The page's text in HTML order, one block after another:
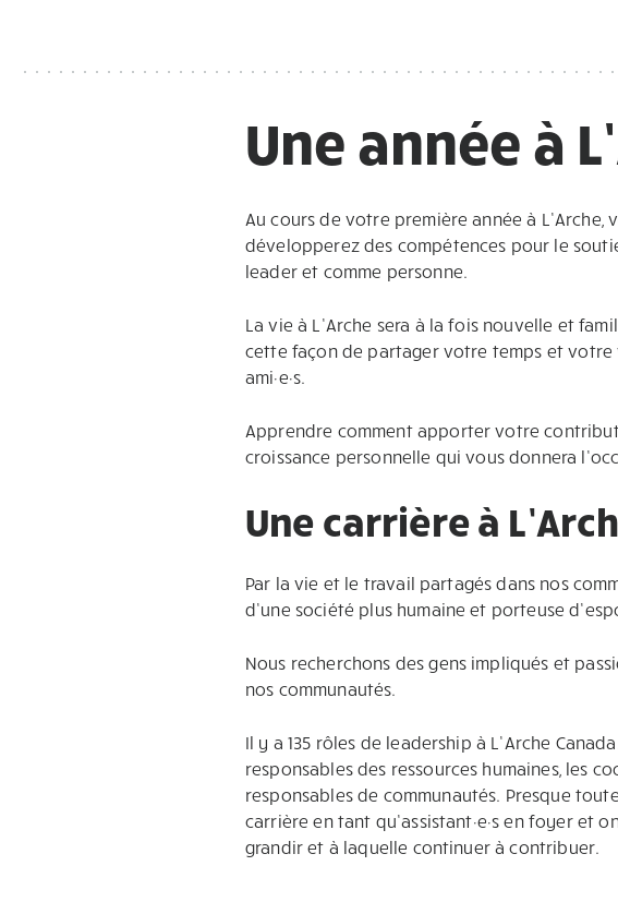
Une année à
Au cours de votre première année à
développerez des compétences pour le
leader et comme personne.
La vie à L’Arche sera à la fois nouvelle et
cette façon de partager votre temps et votre
ami·e·s.
Apprendre comment apporter votre
croissance personnelle qui vous donnera
Une carrière à
Par la vie et le travail partagés dans nos
d’une société plus humaine et porteuse
Nous recherchons des gens impliqués et
nos communautés.
Il y a 135 rôles de leadership à L’Arche
responsables des ressources humaines, les
responsables de communautés. Presque
carrière en tant qu’assistant·e·s en foyer et
grandir et à laquelle continuer à contribuer.